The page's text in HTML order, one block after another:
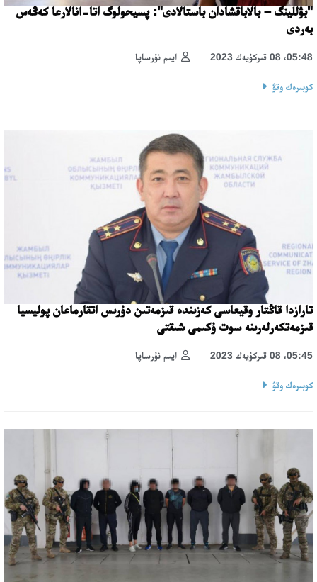
"بۋللينگ – بالاباقشادان باستالادى": پسيحولوگ اتا-انالارعا كەڭەس
بەردى
ايىم نۇرساپا 05:48، 08 قىركۇيەك 2023
كوبىرەك وقۋ
تارازدا قاڭتار وقيعاسى كەزىندە قىزمەتىن دۇرىس اتقارماعان پوليسيا
قىزمەتكەرلەرىنە سوت ۇكىمى شىقتى
ايىم نۇرساپا 05:45، 08 قىركۇيەك 2023
كوبىرەك وقۋ